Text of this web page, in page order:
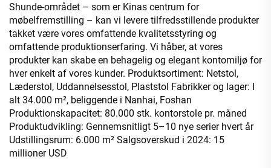
Shunde-området – som er Kinas centrum for
møbelfremstilling – kan vi levere tilfredsstillende produkter
takket være vores omfattende kvalitetsstyring og
omfattende produktionserfaring. Vi håber, at vores
produkter kan skabe en behagelig og elegant kontomiljø for
hver enkelt af vores kunder. Produktsortiment: Netstol,
Læderstol, Uddannelsesstol, Plaststol Fabrikker og lager: I
alt 34.000 m², beliggende i Nanhai, Foshan
Produktionskapacitet: 80.000 stk. kontorstole pr. måned
Produktudvikling: Gennemsnitligt 5–10 nye serier hvert år
Udstillingsrum: 6.000 m² Salgsoverskud i 2024: 15
millioner USD